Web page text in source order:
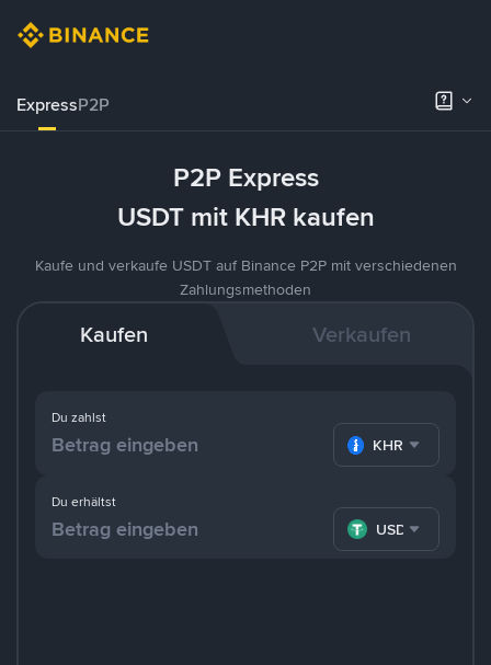
ExpressP2P
P2P Express
USDT mit KHR kaufen
Kaufe und verkaufe USDT auf Binance P2P mit verschiedenen
Zahlungsmethoden
Kaufen Verkaufen
Du zahlst
KHR
Du erhältst
USDT